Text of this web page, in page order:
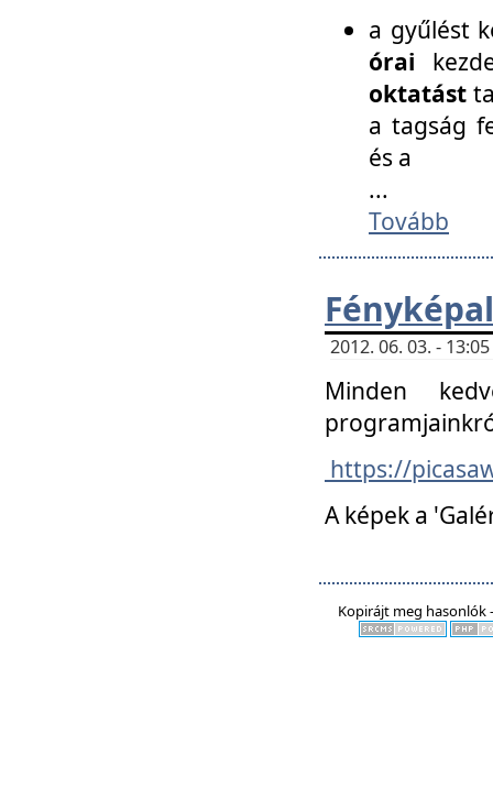
a gyűlést
órai
oktatást
a tagság
és a
...
Tovább
2012. 06. 03. -
Minden
https://
A képek a
Kopirájt meg hasonlók